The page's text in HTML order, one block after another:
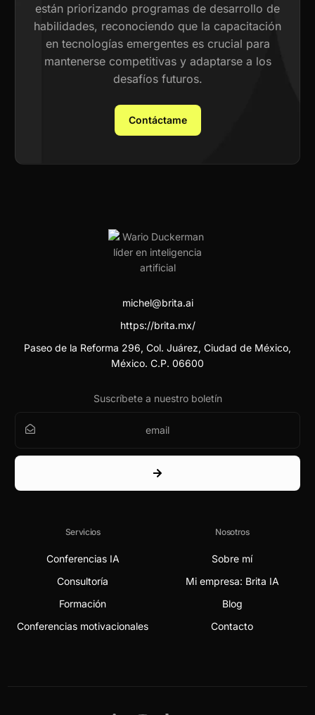
están priorizando programas de desarrollo de
habilidades, reconociendo que la capacitación
en tecnologías emergentes es crucial para
mantenerse competitivas y adaptarse a los
desafíos futuros.
Contáctame
michel@brita.ai
https://brita.mx/
Paseo de la Reforma 296, Col. Juárez, Ciudad de México,
México. C.P. 06600
Suscríbete a nuestro boletín
Servicios
Conferencias IA
Consultoría
Formación
Conferencias motivacionales
Nosotros
Sobre mí
Mi empresa: Brita IA
Blog
Contacto